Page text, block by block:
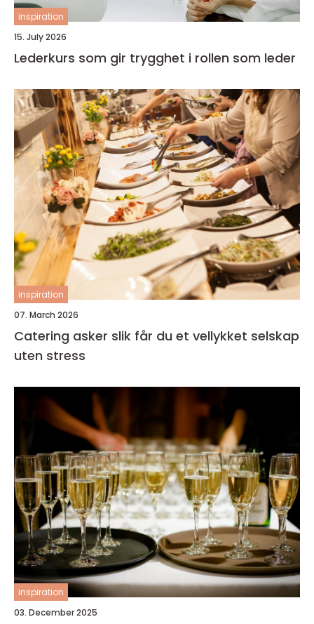
inspiration
15. July 2026
Lederkurs som gir trygghet i rollen som leder
inspiration
07. March 2026
Catering asker slik får du et vellykket selskap
uten stress
inspiration
03. December 2025